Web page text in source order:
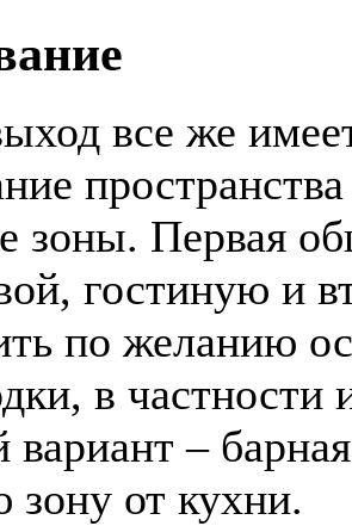
все же
зоны. Первая
гостиную и
по желанию
в
– барная
зону от кухни.